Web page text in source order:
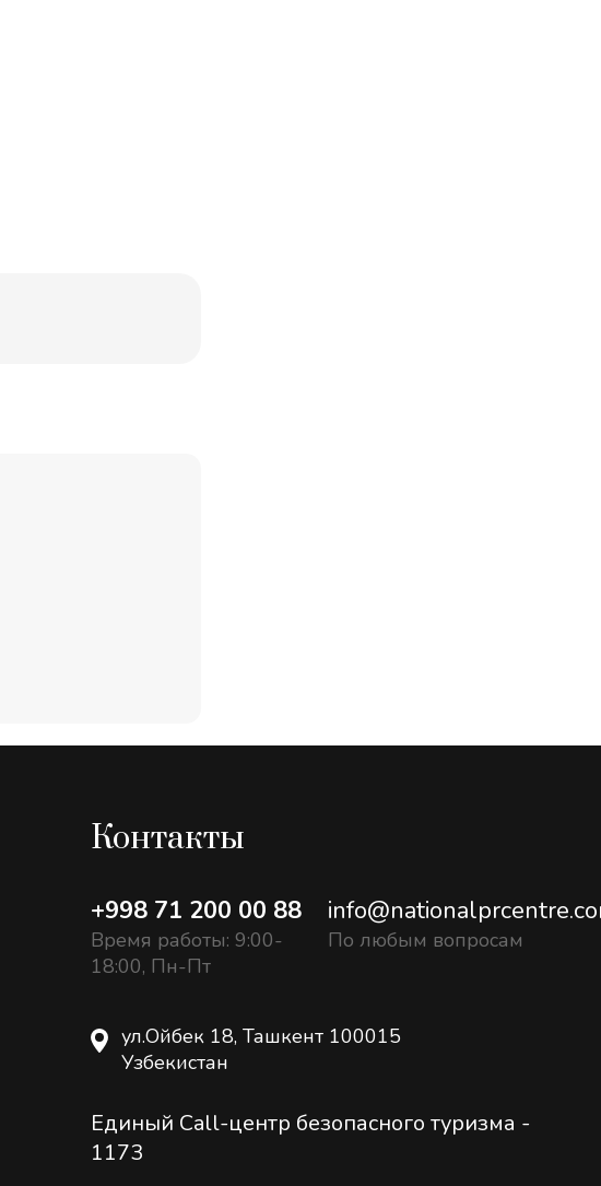
Контакты
+998 71 200 00 88
Время работы: 9:00-
18:00, Пн-Пт
По любым вопросам
ул.Ойбек 18, Ташкент 100015
Узбекистан
Единый Call-центр безопасного туризма -
1173